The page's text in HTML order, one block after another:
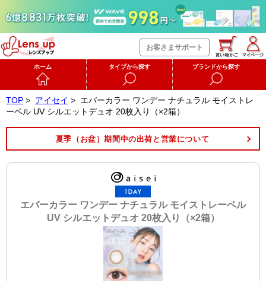
お客さまサポート
ホーム タイプから探す ブランドから探す
TOP > アイセイ > エバーカラー ワンデー ナチュラル モイストレ
ーベル UV シルエットデュオ 20枚入り（×2箱）
夏季（お盆）期間中の出荷と営業について
エバーカラー ワンデー ナチュラル モイストレーベル
UV シルエットデュオ 20枚入り（×2箱）